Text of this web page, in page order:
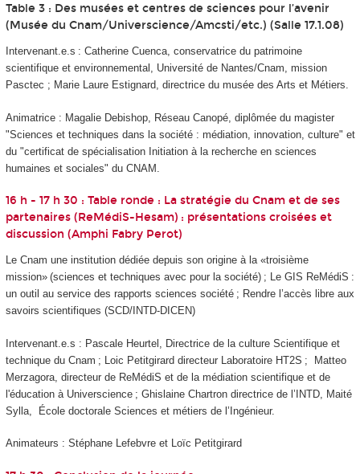
Table 3 : Des musées et centres de sciences pour l’avenir
(Musée du Cnam/Universcience/Amcsti/etc.) (Salle 17.1.08)
Intervenant.e.s : Catherine Cuenca, conservatrice du patrimoine
scientifique et environnemental, Université de Nantes/Cnam, mission
Pasctec ; Marie Laure Estignard, directrice du musée des Arts et Métiers.
Animatrice : Magalie Debishop, Réseau Canopé, diplômée du magister
"Sciences et techniques dans la société : médiation, innovation, culture" et
du "certificat de spécialisation Initiation à la recherche en sciences
humaines et sociales" du CNAM.
16 h - 17 h 30 : Table ronde : La stratégie du Cnam et de ses
partenaires (ReMédiS-Hesam) : présentations croisées et
discussion (Amphi Fabry Perot)
Le Cnam une institution dédiée depuis son origine à la «troisième
mission» (sciences et techniques avec pour la société) ; Le GIS ReMédiS :
un outil au service des rapports sciences société ; Rendre l’accès libre aux
savoirs scientifiques (SCD/INTD-DICEN)
Intervenant.e.s : Pascale Heurtel, Directrice de la culture Scientifique et
technique du Cnam ; Loic Petitgirard directeur Laboratoire HT2S ; Matteo
Merzagora, directeur de ReMédiS et de la médiation scientifique et de
l'éducation à Universcience ; Ghislaine Chartron directrice de l’INTD, Maité
Sylla, École doctorale Sciences et métiers de l’Ingénieur.
Animateurs : Stéphane Lefebvre et Loïc Petitgirard